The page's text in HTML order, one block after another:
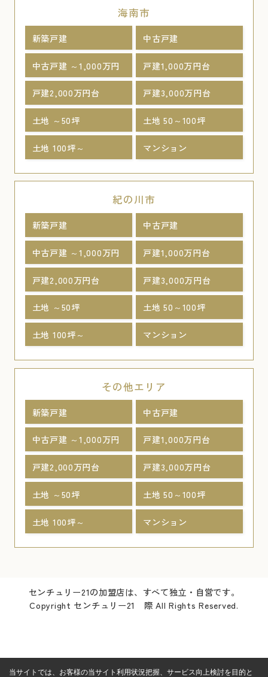
海南市
新築戸建 中古戸建
中古戸建 ～1,000万円 戸建1,000万円台
戸建2,000万円台 戸建3,000万円台
土地 ～50坪 土地 50～100坪
土地 100坪～ マンション
紀の川市
新築戸建 中古戸建
中古戸建 ～1,000万円 戸建1,000万円台
戸建2,000万円台 戸建3,000万円台
土地 ～50坪 土地 50～100坪
土地 100坪～ マンション
その他エリア
新築戸建 中古戸建
中古戸建 ～1,000万円 戸建1,000万円台
戸建2,000万円台 戸建3,000万円台
土地 ～50坪 土地 50～100坪
土地 100坪～ マンション
センチュリー21の加盟店は、すべて独立・自営です。
Copyright センチュリー21 際 All Rights Reserved.
当サイトでは、お客様の当サイト利用状況把握、サービス向上検討を目的と